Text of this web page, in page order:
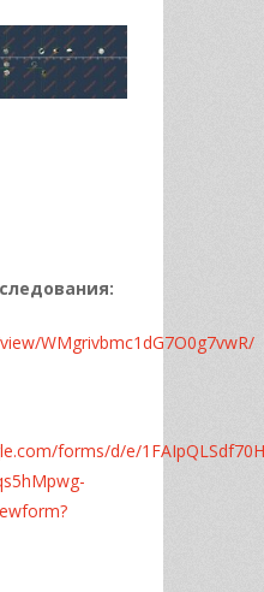
WMgrivbmc1dG7O0g7vwR/
forms/d/e/